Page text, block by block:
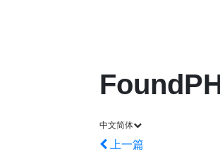
中文简体
上一篇